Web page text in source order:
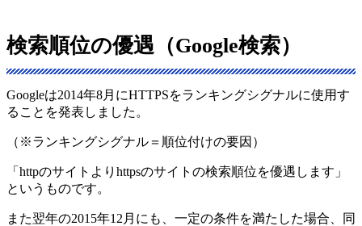
検索順位の優遇（Google検索）
Googleは2014年8月にHTTPSをランキングシグナルに使用す
ることを発表しました。
（※ランキングシグナル＝順位付けの要因）
「httpのサイトよりhttpsのサイトの検索順位を優遇します」
というものです。
また翌年の2015年12月にも、一定の条件を満たした場合、同